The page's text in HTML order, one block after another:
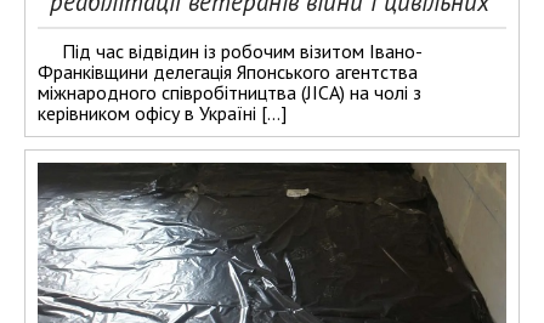
Під час відвідин із робочим візитом Івано-
Франківщини делегація Японського агентства
міжнародного співробітництва (JICA) на чолі з
керівником офісу в Україні […]